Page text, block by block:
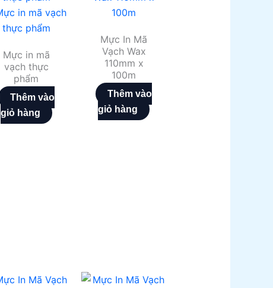
Mực in mã
vạch thực
phẩm
Thêm vào
giỏ hàng
Mực In Mã
Vạch Wax
110mm x
100m
Thêm vào
giỏ hàng